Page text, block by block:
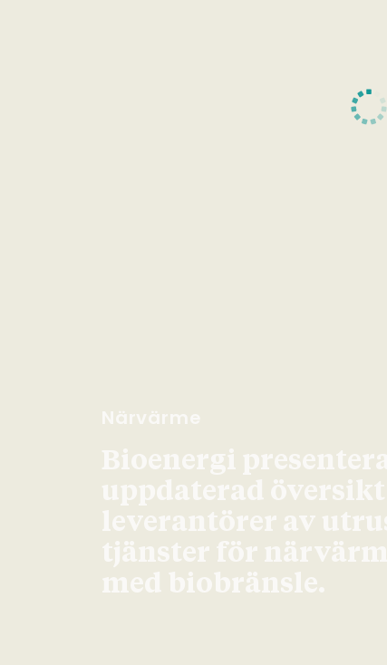
Närvärme
Bioenergi
uppdaterad översikt
leverantörer av
tjänster för
med biobränsle.